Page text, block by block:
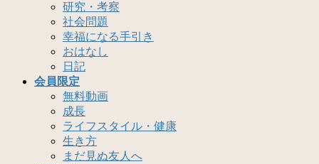
研究・考察
社会問題
幸福になる手引き
おはなし
日記
会員限定
無料動画
成長
ライフスタイル・健康
生き方
まだ見ぬ友人へ